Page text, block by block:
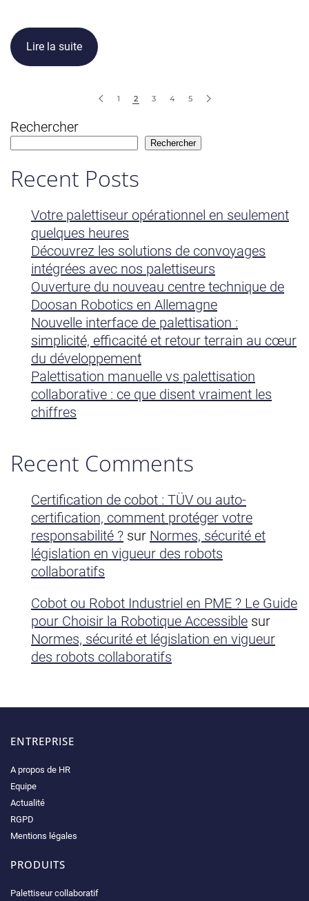
Lire la suite
1 2 3 4 5
Rechercher
Rechercher
Recent Posts
Votre palettiseur opérationnel en seulement
quelques heures
Découvrez les solutions de convoyages
intégrées avec nos palettiseurs
Ouverture du nouveau centre technique de
Doosan Robotics en Allemagne
Nouvelle interface de palettisation :
simplicité, efficacité et retour terrain au cœur
du développement
Palettisation manuelle vs palettisation
collaborative : ce que disent vraiment les
chiffres
Recent Comments
Certification de cobot : TÜV ou auto-
certification, comment protéger votre
responsabilité ? sur Normes, sécurité et
législation en vigueur des robots
collaboratifs
Cobot ou Robot Industriel en PME ? Le Guide
pour Choisir la Robotique Accessible sur
Normes, sécurité et législation en vigueur
des robots collaboratifs
ENTREPRISE
A propos de HR
Equipe
Actualité
RGPD
Mentions légales
PRODUITS
Palettiseur collaboratif